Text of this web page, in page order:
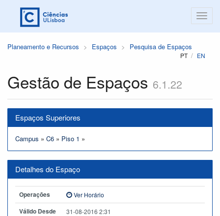
Planeamento e Recursos Espaços Pesquisa de Espaços
PT EN
Gestão de Espaços 6.1.22
Espaços Superiores
Campus » C6 » Piso 1 »
Detalhes do Espaço
Operações Ver Horário
Válido Desde 31-08-2016 2:31